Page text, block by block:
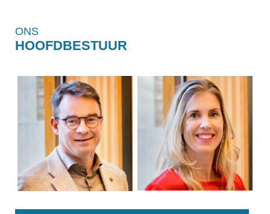
ONS
HOOFDBESTUUR